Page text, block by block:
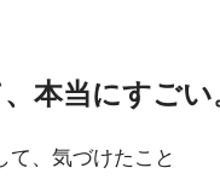
本当にすごい
て、気づけたこと